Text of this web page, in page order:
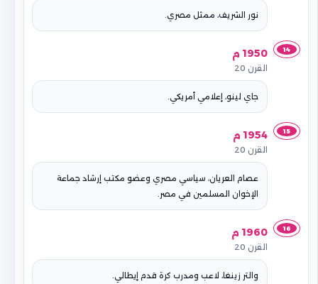
نور الشريف، ممثل مصري.
14 1950 م
القرن 20
جاي لينو، إعلامي أمريكي.
15 1954 م
القرن 20
عصام العريان، سياسي مصري وعضو مكتب إرشاد جماعة
الإخوان المسلمين في مصر.
16 1960 م
القرن 20
والتر زينغا، لاعب ومدرب كرة قدم إيطالي.